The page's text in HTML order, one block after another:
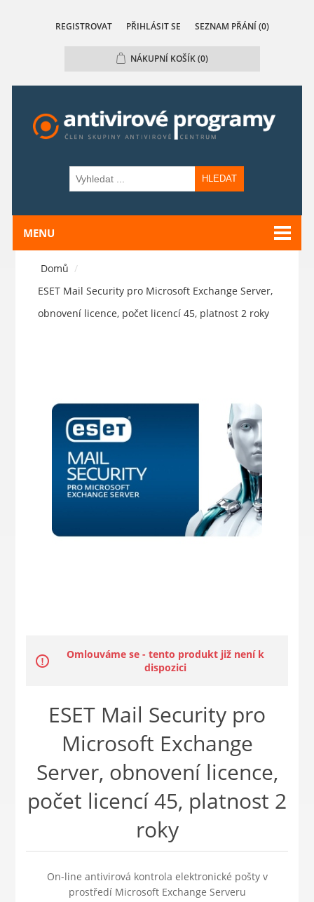
REGISTROVAT PŘIHLÁSIT SE SEZNAM PŘÁNÍ (0)
NÁKUPNÍ KOŠÍK(0)
HLEDAT
MENU
Domů /
ESET Mail Security pro Microsoft Exchange Server,
obnovení licence, počet licencí 45, platnost 2 roky
Omlouváme se - tento produkt již není k
dispozici
ESET Mail Security pro
Microsoft Exchange
Server, obnovení licence,
počet licencí 45, platnost 2
roky
On-line antivirová kontrola elektronické pošty v
prostředí Microsoft Exchange Serveru